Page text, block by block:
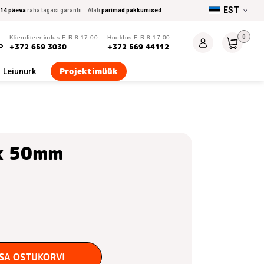
14 päevaraha tagasi garantii Alati parimad pakkumised EST
Klienditeenindus E-R 8-17:00
+372 659 3030
Hooldus E-R 8-17:00
+372 569 44112
0
Leiunurk Projektimüük
OSTUKORVI